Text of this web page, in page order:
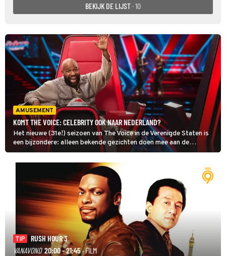
BEKIJK DE LIJST · 10
AMUSEMENT
KOMT THE VOICE: CELEBRITY OOK NAAR NEDERLAND?
Het nieuwe (31e!) seizoen van The Voice in de Verenigde Staten is
een bijzondere: alleen bekende gezichten doen mee aan de
muzikale wedstrijd. The Voice: Celebrity gaat in september van
start. Komt deze editie ook naar Nederland?
TIP
RUSH HOUR 3
VANAVOND 20:00 - 21:45· FILM